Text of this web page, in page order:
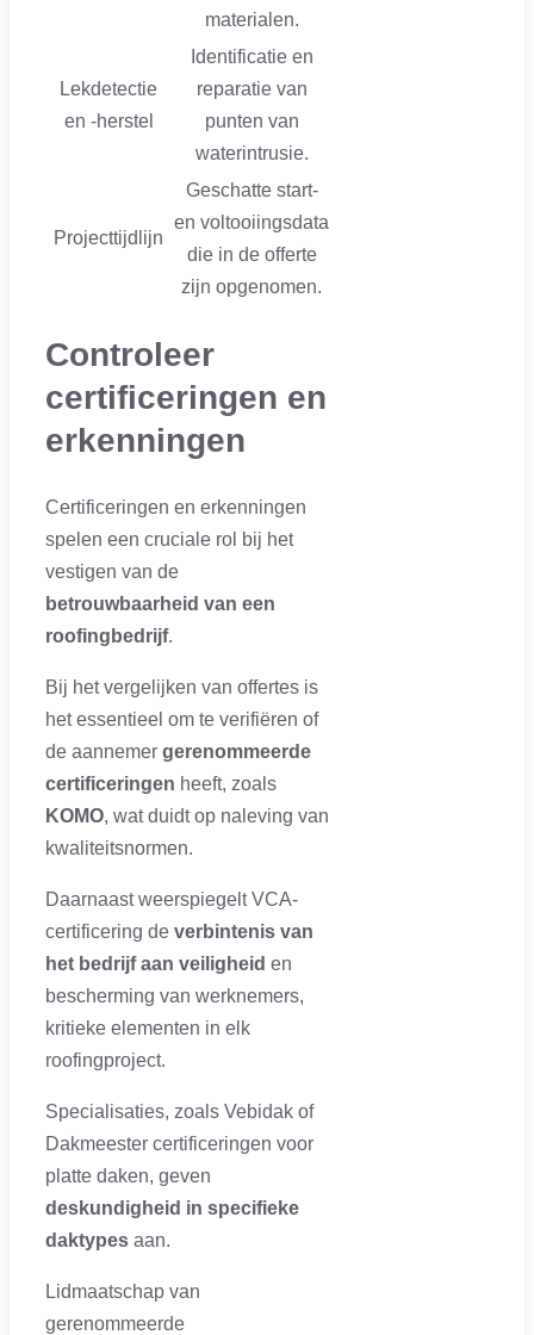
materialen.
Lekdetectie
en -herstel
Identificatie en
reparatie van
punten van
waterintrusie.
Projecttijdlijn
Geschatte start-
en voltooiingsdata
die in de offerte
zijn opgenomen.
Controleer
certificeringen en
erkenningen
Certificeringen en erkenningen
spelen een cruciale rol bij het
vestigen van de
betrouwbaarheid van een
roofingbedrijf.
Bij het vergelijken van offertes is
het essentieel om te verifiëren of
de aannemer gerenommeerde
certificeringen heeft, zoals
KOMO, wat duidt op naleving van
kwaliteitsnormen.
Daarnaast weerspiegelt VCA-
certificering de verbintenis van
het bedrijf aan veiligheid en
bescherming van werknemers,
kritieke elementen in elk
roofingproject.
Specialisaties, zoals Vebidak of
Dakmeester certificeringen voor
platte daken, geven
deskundigheid in specifieke
daktypes aan.
Lidmaatschap van
gerenommeerde